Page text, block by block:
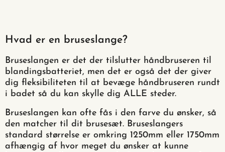
Hvad er en bruseslange?
Bruseslangen er det der tilslutter håndbruseren til
blandingsbatteriet, men det er også det der giver
dig fleksibiliteten til at bevæge håndbruseren rundt
i badet så du kan skylle dig ALLE steder.
Bruseslangen kan ofte fås i den farve du ønsker, så
den matcher til dit brusesæt. Bruseslangers
standard størrelse er omkring 1250mm eller 1750mm
afhængig af hvor meget du ønsker at kunne